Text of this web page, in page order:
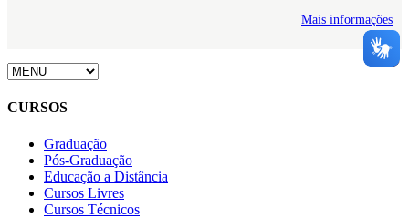
Mais informações
CURSOS
Graduação
Pós-Graduação
Educação a Distância
Cursos Livres
Cursos Técnicos